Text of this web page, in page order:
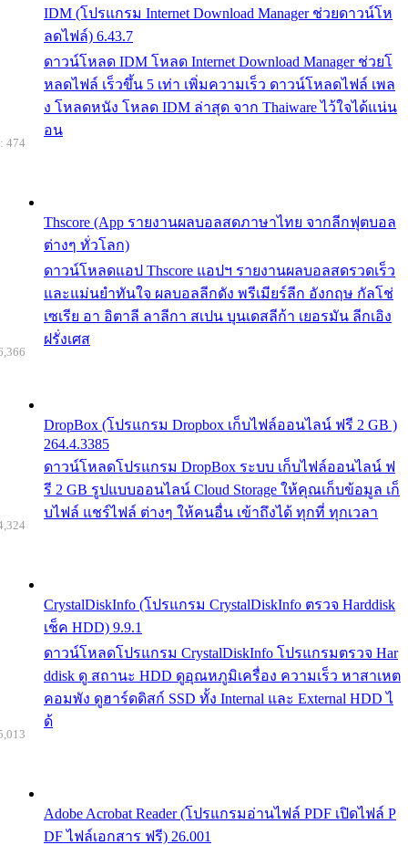
IDM (โปรแกรม Internet Download Manager ช่วยดาวน์โห
ลดไฟล์) 6.43.7
ดาวน์โหลด IDM โหลด Internet Download Manager ช่วยโ
หลดไฟล์ เร็วขึ้น 5 เท่า เพิ่มความเร็ว ดาวน์โหลดไฟล์ เพล
ง โหลดหนัง โหลด IDM ล่าสุด จาก Thaiware ไว้ใจได้แน่น
อน
Thscore (App รายงานผลบอลสดภาษาไทย จากลีกฟุตบอล
ต่างๆ ทั่วโลก)
ดาวน์โหลดแอป Thscore แอปฯ รายงานผลบอลสดรวดเร็ว
และแม่นยำทันใจ ผลบอลลีกดัง พรีเมียร์ลีก อังกฤษ กัลโช่
เซเรีย อา อิตาลี ลาลีกา สเปน บุนเดสลีก้า เยอรมัน ลีกเอิง
ฝรั่งเศส
474
DropBox (โปรแกรม Dropbox เก็บไฟล์ออนไลน์ ฟรี 2 GB )
264.4.3385
ดาวน์โหลดโปรแกรม DropBox ระบบ เก็บไฟล์ออนไลน์ ฟ
รี 2 GB รูปแบบออนไลน์ Cloud Storage ให้คุณเก็บข้อมูล เก็
บไฟล์ แชร์ไฟล์ ต่างๆ ให้คนอื่น เข้าถึงได้ ทุกที่ ทุกเวลา
CrystalDiskInfo (โปรแกรม CrystalDiskInfo ตรวจ Harddisk
เช็ค HDD) 9.9.1
ดาวน์โหลดโปรแกรม CrystalDiskInfo โปรแกรมตรวจ Har
ddisk ดู สถานะ HDD ดูอุณหภูมิเครื่อง ความเร็ว หาสาเหต
คอมพัง ดูฮาร์ดดิสก์ SSD ทั้ง Internal และ External HDD ไ
ด้
Adobe Acrobat Reader (โปรแกรมอ่านไฟล์ PDF เปิดไฟล์ P
DF ไฟล์เอกสาร ฟรี) 26.001